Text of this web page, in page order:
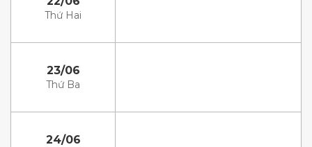
Thứ Hai
23/06
Thứ Ba
24/06